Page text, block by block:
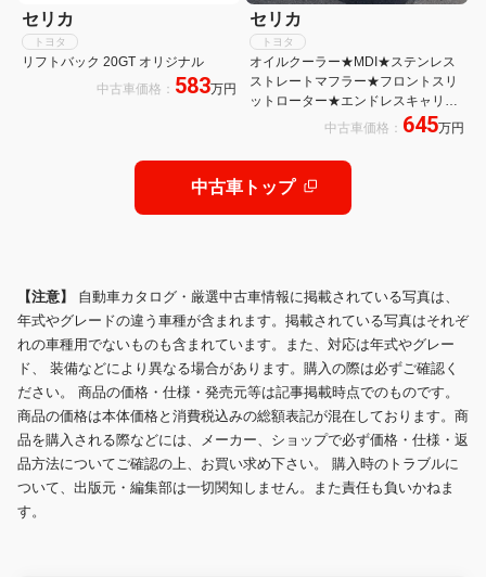
セリカ
トヨタ
リフトバック 20GT オリジナル
中古車価格： 583万円
セリカ
トヨタ
オイルクーラー★MDI★ステンレス
ストレートマフラー★フロントスリ
ットローター★エンドレスキャリパ
ー★4輪車高調★TOMSステアリング
★キルスイッチ(室内)★強化クラッ
チ★ETC
中古車価格： 645万円
中古車トップ
【注意】 自動車カタログ・厳選中古車情報に掲載されている写真は、
年式やグレードの違う車種が含まれます。掲載されている写真はそれぞ
れの車種用でないものも含まれています。また、対応は年式やグレー
ド、 装備などにより異なる場合があります。購入の際は必ずご確認く
ださい。 商品の価格・仕様・発売元等は記事掲載時点でのものです。
商品の価格は本体価格と消費税込みの総額表記が混在しております。商
品を購入される際などには、メーカー、ショップで必ず価格・仕様・返
品方法についてご確認の上、お買い求め下さい。 購入時のトラブルに
ついて、出版元・編集部は一切関知しません。また責任も負いかねま
す。